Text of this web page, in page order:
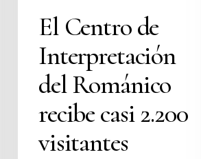
El Centro de
Interpretación
del Románico
recibe casi 2.200
visitantes